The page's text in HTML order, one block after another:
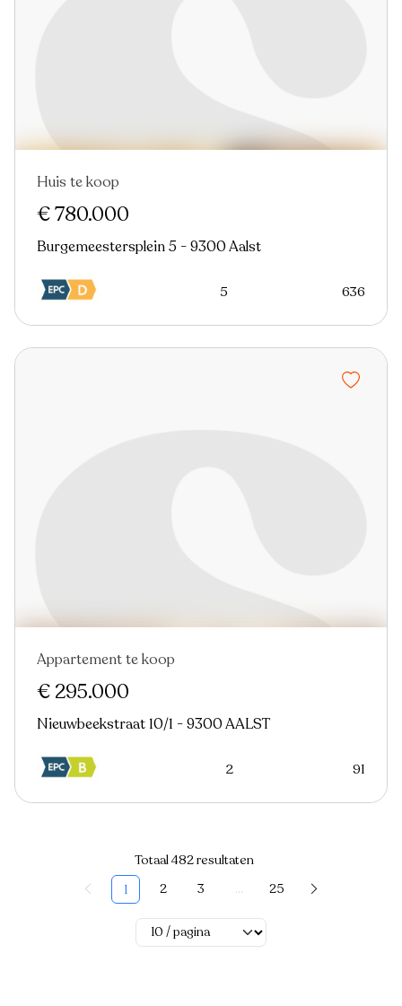
Nieuw Virtual tour
Huis te koop
€ 780.000
Burgemeestersplein 5 - 9300 Aalst
5 636
Nieuw
Appartement te koop
€ 295.000
Nieuwbeekstraat 10/1 - 9300 AALST
2 91
Totaal 482 resultaten
1
2 3 ... 25